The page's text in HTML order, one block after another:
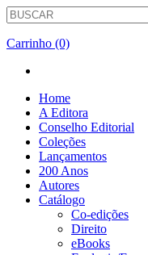
Carrinho (0)
Home
A Editora
Conselho Editorial
Coleções
Lançamentos
200 Anos
Autores
Catálogo
Co-edições
Direito
eBooks